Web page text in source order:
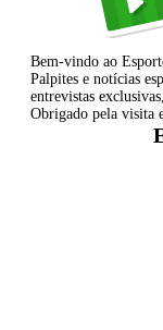
Bem-vindo ao
Palpites e notícias
entrevistas
Obrigado pela visita